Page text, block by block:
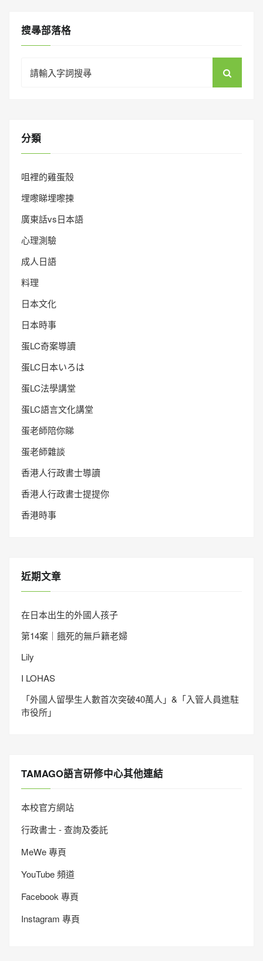
搜㝷部落格
for:
分類
咀裡的雞蛋殼
埋嚟睇埋嚟揀
廣東話vs日本語
心理測驗
成人日語
料理
日本文化
日本時事
蛋LC奇案導讀
蛋LC日本いろは
蛋LC法學講堂
蛋LC語言文化講堂
蛋老師陪你睇
蛋老師雜談
香港人行政書士導讀
香港人行政書士提提你
香港時事
近期文章
在日本出生的外國人孩子
第14案｜餓死的無戶籍老婦
Lily
I LOHAS
「外國人留學生人數首次突破40萬人」&「入管人員進駐
市役所」
TAMAGO語言研修中心其他連結
本校官方網站
行政書士 - 查詢及委託
MeWe 專頁
YouTube 頻道
Facebook 專頁
Instagram 專頁